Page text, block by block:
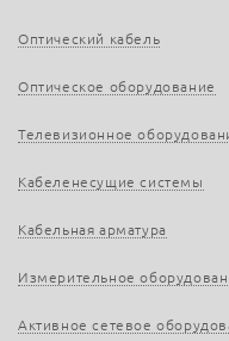
Оптический кабель
Оптическое оборудование
Телевизионное
Кабеленесущие системы
Кабельная арматура
Измерительное
Активное сетевое